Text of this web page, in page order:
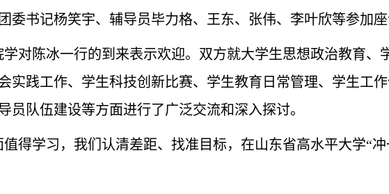
委书记杨笑宇、辅导员毕力格、王东、张伟、李叶欣等参加座
对陈冰一行的到来表示欢迎。双方就大学生思想政治教育、
实践工作、学生科技创新比赛、学生教育日常管理、学生工
员队伍建设等方面进行了广泛交流和深入探讨。
得学习，我们认清差距、找准目标，在山东省高水平大学“